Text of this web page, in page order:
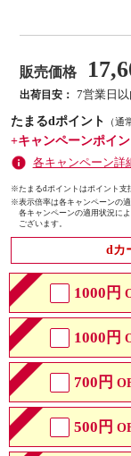
販売価格
出荷目安： 7営業日
たまるdポイント
（通
+キャンペーンポイン
各キャンペーン詳
※たまるdポイントはポイント支
※表示倍率は各キャンペーンの
各キャンペーンの適用状況に
ございます。
dカ
1000円
1000円
700円
500円